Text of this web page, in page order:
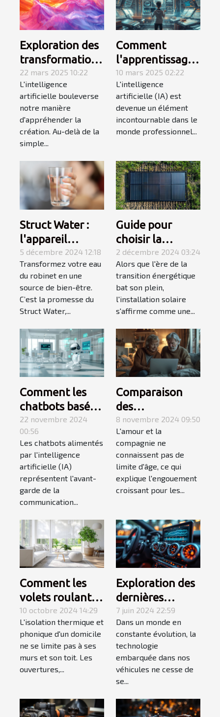
Exploration des
transformations
créatives à
travers
l'intelligence
artificielle
22 mars 2025 10:22
L'intelligence
artificielle bouleverse
notre manière
d'appréhender la
création. Au-delà de la
simple...
Comment
l'apprentissage
de l'IA en 4
semaines peut
transformer
votre carrière
10 mars 2025 02:22
L'intelligence
artificielle (IA) est
devenue un élément
incontournable dans le
monde professionnel...
Struct Water :
l'appareil
indispensable
pour obtenir de
l’eau aimantée
chez soi
5 décembre 2024 12:18
Transformez votre eau
du robinet en une
source de bien-être.
C’est la promesse du
Struct Water,...
Guide pour
choisir la
capacité d'une
installation
solaire selon vos
besoins
2 décembre 2024 03:24
Alors que l'ère de la
transition énergétique
bat son plein,
l'installation solaire
s'affirme comme une...
Comment les
chatbots basés
sur l'IA peuvent
révolutionner la
communication
numérique
22 novembre 2024
00:56
Les chatbots alimentés
par l'intelligence
artificielle (IA)
représentent l'avant-
garde de la
communication...
Comparaison
des
fonctionnalités
des plateformes
de rencontres
pour séniors
8 novembre 2024 09:50
L'amour et la
compagnie ne
connaissent pas de
limite d'âge, ce qui
explique l'engouement
croissant pour les...
Comment les
volets roulants
améliorent-ils
l'isolation de
votre domicile ?
10 octobre 2024 14:29
L'isolation thermique et
phonique d'un domicile
ne se limite pas à ses
murs et son toit. Les
ouvertures,...
Exploration des
dernières
tendances en
matière de
systèmes audio
pour véhicules
en 2024
7 juin 2024 22:59
Dans un monde en
constante évolution, la
technologie
embarquée dans nos
véhicules ne cesse de
se...